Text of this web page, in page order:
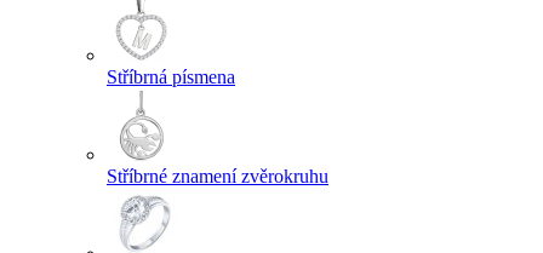
Stříbrná písmena
Stříbrné znamení zvěrokruhu